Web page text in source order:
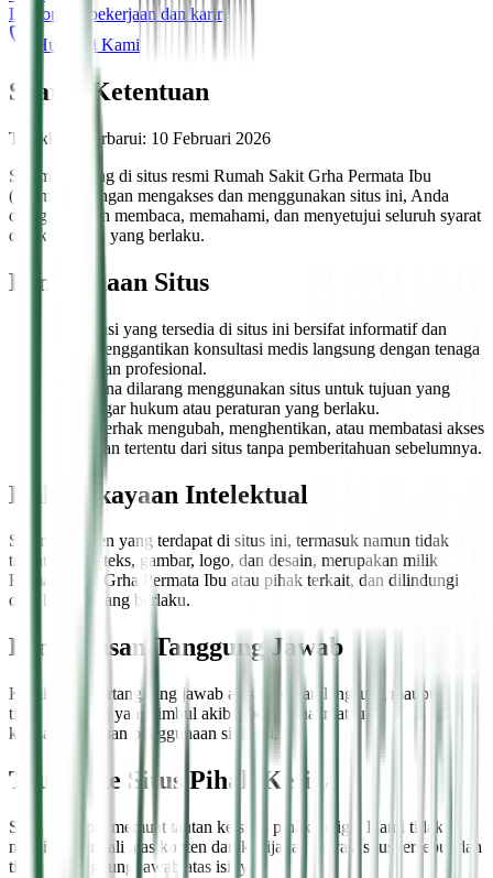
Lowongan pekerjaan dan karir
Hubungi Kami
Syarat Ketentuan
Terakhir diperbarui: 10 Februari 2026
Selamat datang di situs resmi Rumah Sakit Grha Permata Ibu
("kami"). Dengan mengakses dan menggunakan situs ini, Anda
dianggap telah membaca, memahami, dan menyetujui seluruh syarat
dan ketentuan yang berlaku.
Penggunaan Situs
Informasi yang tersedia di situs ini bersifat informatif dan
tidak menggantikan konsultasi medis langsung dengan tenaga
kesehatan profesional.
Pengguna dilarang menggunakan situs untuk tujuan yang
melanggar hukum atau peraturan yang berlaku.
Kami berhak mengubah, menghentikan, atau membatasi akses
ke bagian tertentu dari situs tanpa pemberitahuan sebelumnya.
Hak Kekayaan Intelektual
Seluruh konten yang terdapat di situs ini, termasuk namun tidak
terbatas pada teks, gambar, logo, dan desain, merupakan milik
Rumah Sakit Grha Permata Ibu atau pihak terkait, dan dilindungi
oleh hukum yang berlaku.
Pembatasan Tanggung Jawab
Kami tidak bertanggung jawab atas kerugian langsung maupun
tidak langsung yang timbul akibat penggunaan atau
ketidakmampuan penggunaan situs ini.
Tautan ke Situs Pihak Ketiga
Situs ini dapat memuat tautan ke situs pihak ketiga. Kami tidak
memiliki kendali atas konten dan kebijakan privasi situs tersebut dan
tidak bertanggung jawab atas isinya.